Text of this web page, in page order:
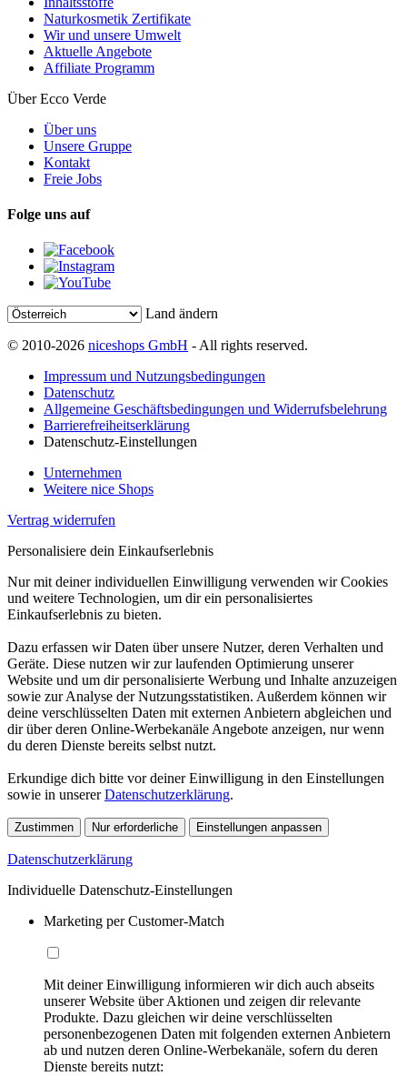
Naturkosmetik Zertifikate
Wir und unsere Umwelt
Aktuelle Angebote
Affiliate Programm
Über Ecco Verde
Über uns
Unsere Gruppe
Kontakt
Freie Jobs
Folge uns auf
Land ändern
© 2010-2026 niceshops GmbH - All rights reserved.
Impressum und Nutzungsbedingungen
Datenschutz
Allgemeine Geschäftsbedingungen und Widerrufsbelehrung
Barrierefreiheitserklärung
Datenschutz-Einstellungen
Unternehmen
Weitere nice Shops
Vertrag widerrufen
Personalisiere dein Einkaufserlebnis
Nur mit deiner individuellen Einwilligung verwenden wir Cookies
und weitere Technologien, um dir ein personalisiertes
Einkaufserlebnis zu bieten.
Dazu erfassen wir Daten über unsere Nutzer, deren Verhalten und
Geräte. Diese nutzen wir zur laufenden Optimierung unserer
Website und um dir personalisierte Werbung und Inhalte anzuzeigen
sowie zur Analyse der Nutzungsstatistiken. Außerdem können wir
deine verschlüsselten Daten mit externen Anbietern abgleichen und
dir über deren Online-Werbekanäle Angebote anzeigen, nur wenn
du deren Dienste bereits selbst nutzt.
Erkundige dich bitte vor deiner Einwilligung in den Einstellungen
sowie in unsererDatenschutzerklärung.
Zustimmen Nur erforderliche Einstellungen anpassen
Datenschutzerklärung
Individuelle Datenschutz-Einstellungen
Marketing per Customer-Match
Mit deiner Einwilligung informieren wir dich auch abseits
unserer Website über Aktionen und zeigen dir relevante
Produkte. Dazu gleichen wir deine verschlüsselten
personenbezogenen Daten mit folgenden externen Anbietern
ab und nutzen deren Online-Werbekanäle, sofern du deren
Dienste bereits nutzt: